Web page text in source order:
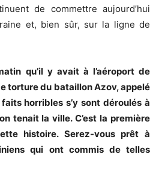
de commettre aujourd’hui
et, bien sûr, sur la ligne de
qu’il y avait à l’aéroport de
torture du bataillon Azov, appelé
horribles s’y sont déroulés à
tenait la ville. C’est la première
histoire. Serez-vous prêt à
qui ont commis de telles